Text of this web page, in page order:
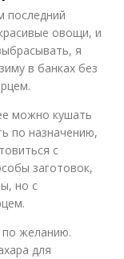
последний
овощи, и
я
в банках без
можно кушать
по назначению,
с
заготовок,
но с
по желанию.
для